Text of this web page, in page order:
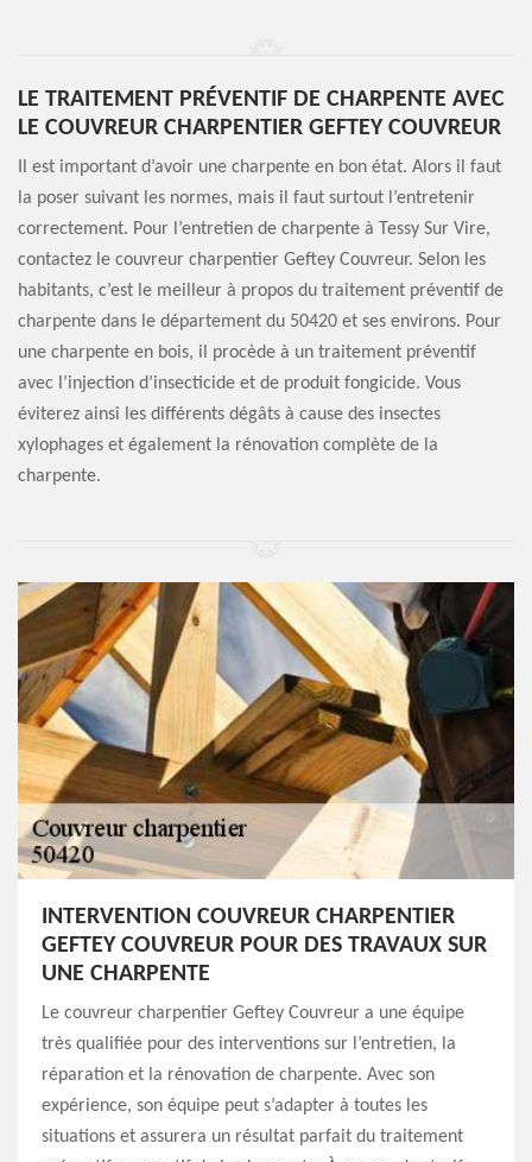
LE TRAITEMENT PRÉVENTIF DE CHARPENTE AVEC
LE COUVREUR CHARPENTIER GEFTEY COUVREUR
Il est important d’avoir une charpente en bon état. Alors il faut
la poser suivant les normes, mais il faut surtout l’entretenir
correctement. Pour l’entretien de charpente à Tessy Sur Vire,
contactez le couvreur charpentier Geftey Couvreur. Selon les
habitants, c’est le meilleur à propos du traitement préventif de
charpente dans le département du 50420 et ses environs. Pour
une charpente en bois, il procède à un traitement préventif
avec l’injection d’insecticide et de produit fongicide. Vous
éviterez ainsi les différents dégâts à cause des insectes
xylophages et également la rénovation complète de la
charpente.
INTERVENTION COUVREUR CHARPENTIER
GEFTEY COUVREUR POUR DES TRAVAUX SUR
UNE CHARPENTE
Le couvreur charpentier Geftey Couvreur a une équipe
très qualifiée pour des interventions sur l’entretien, la
réparation et la rénovation de charpente. Avec son
expérience, son équipe peut s’adapter à toutes les
situations et assurera un résultat parfait du traitement